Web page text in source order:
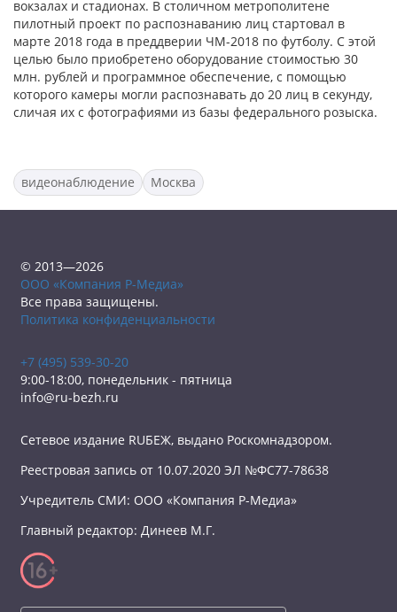
вокзалах и стадионах. В столичном метрополитене
пилотный проект по распознаванию лиц стартовал в
марте 2018 года в преддверии ЧМ-2018 по футболу. С этой
целью было приобретено оборудование стоимостью 30
млн. рублей и программное обеспечение, с помощью
которого камеры могли распознавать до 20 лиц в секунду,
сличая их с фотографиями из базы федерального розыска.
видеонаблюдение Москва
© 2013—2026
ООО «Компания Р-Медиа»
Все права защищены.
Политика конфиденциальности
+7 (495) 539-30-20
9:00-18:00, понедельник - пятница
info@ru-bezh.ru
Сетевое издание RUБЕЖ, выдано Роскомнадзором.
Реестровая запись от 10.07.2020 ЭЛ №ФС77-78638
Учредитель СМИ: ООО «Компания Р-Медиа»
Главный редактор: Динеев М.Г.